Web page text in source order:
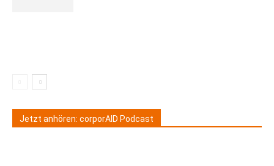
Jetzt anhören: corporAID Podcast